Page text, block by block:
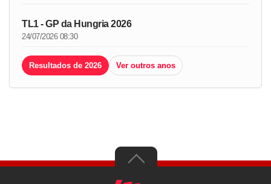
TL1 - GP da Hungria 2026
24/07/2026 08:30
Resultados de 2026 Ver outros anos